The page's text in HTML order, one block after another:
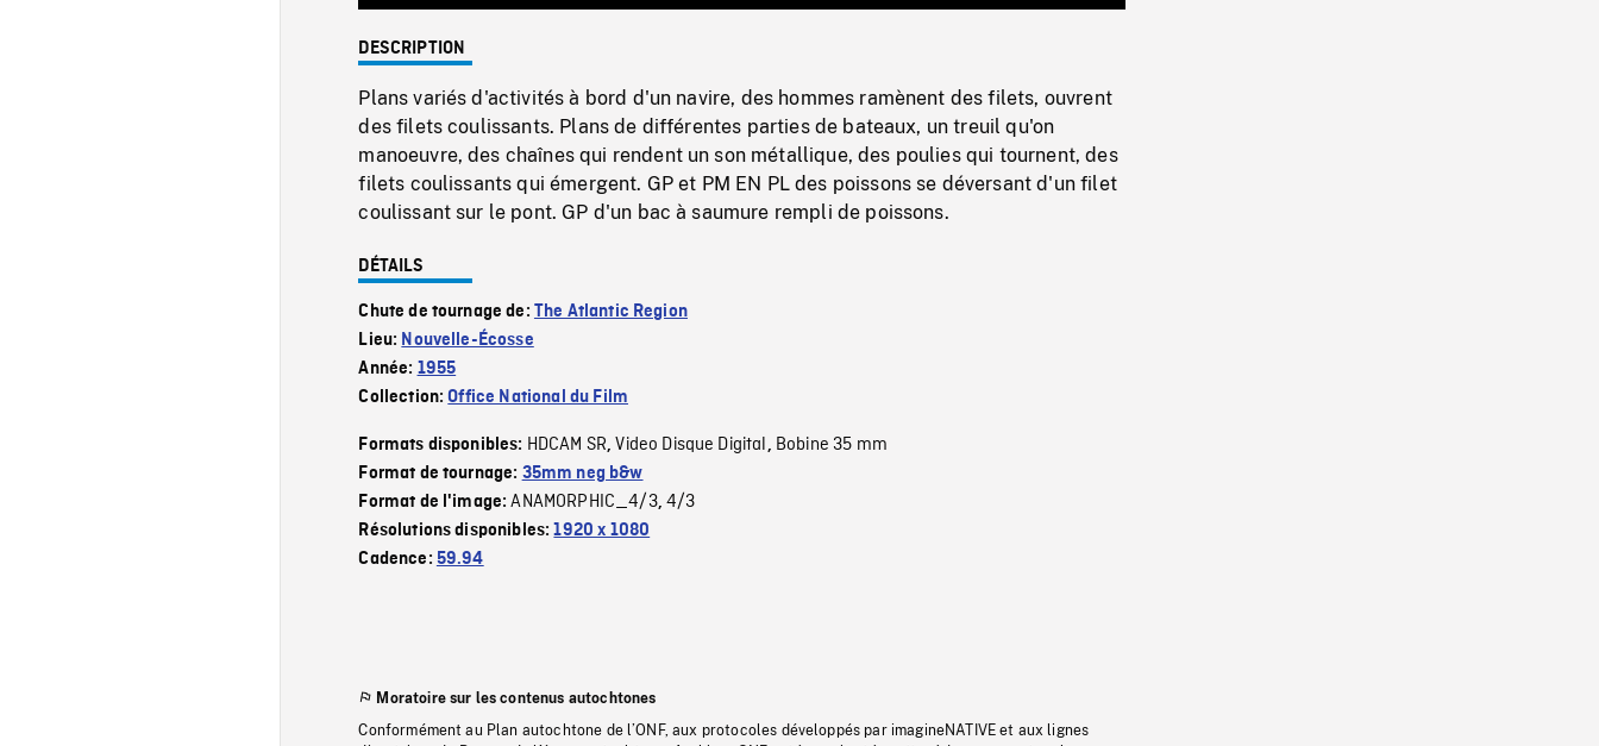
0%
Rate
DESCRIPTION
Plans variés d'activités à bord d'un navire, des hommes ramènent des filets, ouvrent
des filets coulissants. Plans de différentes parties de bateaux, un treuil qu'on
manoeuvre, des chaînes qui rendent un son métallique, des poulies qui tournent, des
filets coulissants qui émergent. GP et PM EN PL des poissons se déversant d'un filet
coulissant sur le pont. GP d'un bac à saumure rempli de poissons.
DÉTAILS
Chute de tournage de: The Atlantic Region
Lieu: Nouvelle-Écosse
Année: 1955
Collection:Office National du Film
Formats disponibles: HDCAM SR,Video Disque Digital, Bobine 35 mm
Format de tournage: 35mm neg b&w
Format de l'image:ANAMORPHIC_4/3,4/3
Résolutions disponibles:1920 x 1080
Cadence: 59.94
Moratoire sur les contenus autochtones
Conformément au Plan autochtone de l’ONF, aux protocoles développés par imagineNATIVE et aux lignes